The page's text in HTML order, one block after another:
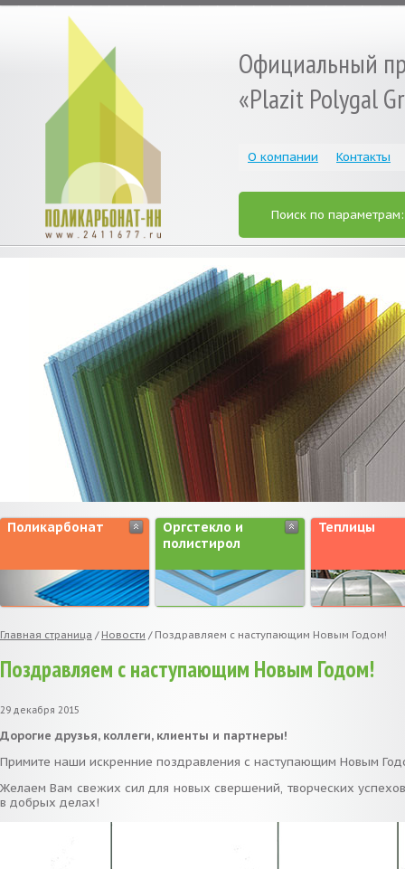
Официальный
«Plazit Polygal
О компании Контакты
Поиск по
Поликарбонат
Оргстекло и
полистирол
Теплицы
Главная страница / Новости / Поздравляем с наступающим Новым Годом!
Поздравляем с наступающим Новым Годом!
29 декабря 2015
Дорогие друзья, коллеги, клиенты и партнеры!
Примите наши искренние поздравления с наступающим Новым
Желаем Вам свежих сил для новых свершений, творческих
в добрых делах!